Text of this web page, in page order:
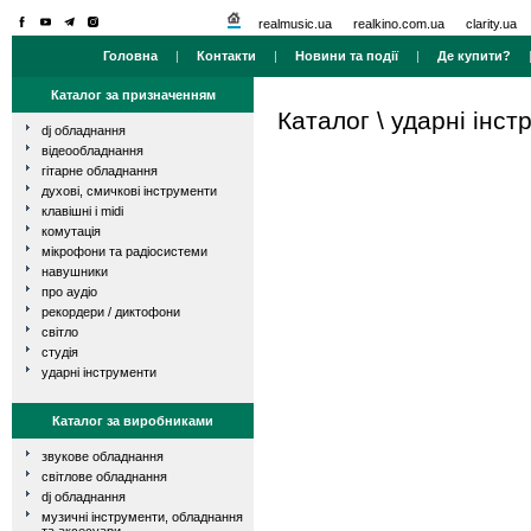
realmusic.ua realkino.com.ua clarity.ua
Головна | Контакти | Новини та події| Де купити?
Каталог за призначенням
dj обладнання
відеообладнання
гітарне обладнання
духові, смичкові інструменти
клавішні і midi
комутація
мікрофони та радіосистеми
навушники
про аудіо
рекордери / диктофони
світло
студія
ударні інструменти
Каталог за виробниками
звукове обладнання
світлове обладнання
dj обладнання
музичні інструменти, обладнання
Каталог \ ударні